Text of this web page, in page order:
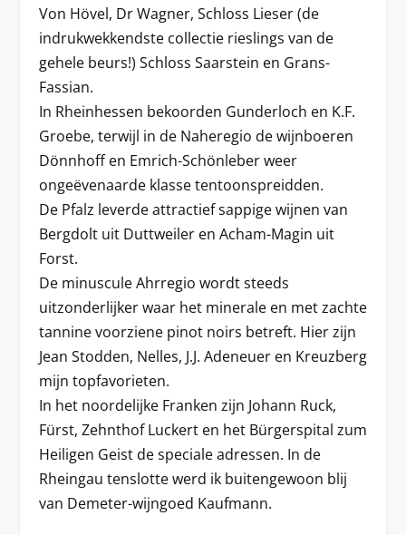
Von Hövel, Dr Wagner, Schloss Lieser (de
indrukwekkendste collectie rieslings van de
gehele beurs!) Schloss Saarstein en Grans-
Fassian.
In Rheinhessen bekoorden Gunderloch en K.F.
Groebe, terwijl in de Naheregio de wijnboeren
Dönnhoff en Emrich-Schönleber weer
ongeëvenaarde klasse tentoonspreidden.
De Pfalz leverde attractief sappige wijnen van
Bergdolt uit Duttweiler en Acham-Magin uit
Forst.
De minuscule Ahrregio wordt steeds
uitzonderlijker waar het minerale en met zachte
tannine voorziene pinot noirs betreft. Hier zijn
Jean Stodden, Nelles, J.J. Adeneuer en Kreuzberg
mijn topfavorieten.
In het noordelijke Franken zijn Johann Ruck,
Fürst, Zehnthof Luckert en het Bürgerspital zum
Heiligen Geist de speciale adressen. In de
Rheingau tenslotte werd ik buitengewoon blij
van Demeter-wijngoed Kaufmann.